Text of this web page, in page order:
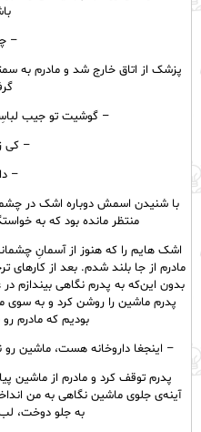
–
پزشک از اتاق خارج شد و مادرم به
– گوشیت تو جیب
– کی
–
با شنیدن اسمش دوباره اشک در
منتظر مانده بود که به
اشک هایم را که هنوز از آسمانِ
مادرم از جا بلند شدم. بعد از
بدون این‌که به پدرم نگاهی بیندازم
پدرم ماشین را روشن کرد و به سوی
بودیم که مادرم
– اینجغا داروخانه هست، ماشین رو
پدرم توقف کرد و مادرم از ماشین
آینه‌ی جلوی ماشین نگاهی به من
به جلو دوخت،